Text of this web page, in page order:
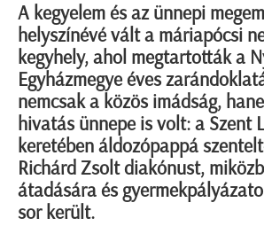
A kegyelem és az ünnepi
helyszínévé vált a máriapócsi
kegyhely, ahol megtartották a
Egyházmegye éves
nemcsak a közös imádság,
hivatás ünnepe is volt: a Szent
keretében áldozópappá
Richárd Zsolt diakónust,
átadására és
sor került.